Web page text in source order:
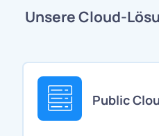
Unsere Cloud-
Public